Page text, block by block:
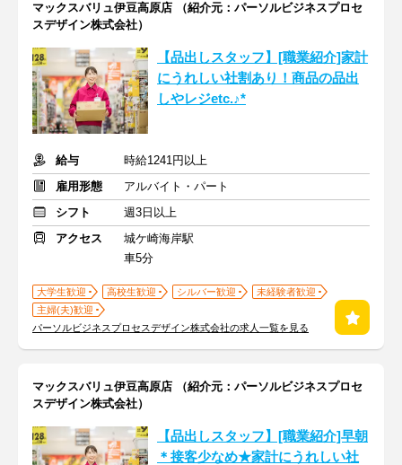
マックスバリュ伊豆高原店 （紹介元：パーソルビジネスプロセ
スデザイン株式会社）
【品出しスタッフ】[職業紹介]家計
にうれしい社割あり！商品の品出
しやレジetc.♪*
給与
時給1241円以上
雇用形態
アルバイト・パート
シフト
週3日以上
アクセス
城ケ崎海岸駅
車5分
大学生歓迎 高校生歓迎 シルバー歓迎
未経験者歓迎
主婦(夫)歓迎
パーソルビジネスプロセスデザイン株式会社の求人一覧を見る
マックスバリュ伊豆高原店 （紹介元：パーソルビジネスプロセ
スデザイン株式会社）
【品出しスタッフ】[職業紹介]早朝
＊接客少なめ★家計にうれしい社